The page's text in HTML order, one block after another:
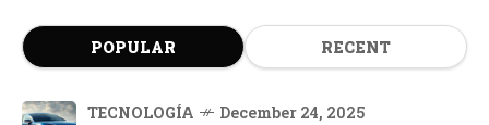
POPULAR RECENT
TECNOLOGÍA December 24, 2025